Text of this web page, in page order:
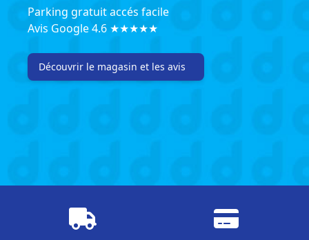
Parking gratuit accés facile
Avis Google 4.6 ★★★★★
Découvrir le magasin et les avis